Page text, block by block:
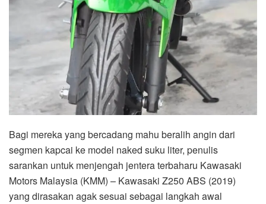
Bagi mereka yang bercadang mahu beralih angin dari
segmen kapcai ke model naked suku liter, penulis
sarankan untuk menjengah jentera terbaharu Kawasaki
Motors Malaysia (KMM) – Kawasaki Z250 ABS (2019)
yang dirasakan agak sesuai sebagai langkah awal